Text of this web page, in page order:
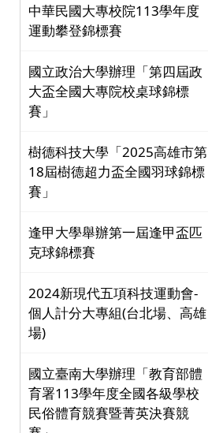
中華民國大專校院113學年度
運動攀登錦標賽
國立政治大學辦理「第四屆政
大盃全國大專院校桌球錦標
賽」
樹德科技大學「2025高雄市第
18屆樹德超力盃全國羽球錦標
賽」
逢甲大學舉辦第一屆逢甲盃匹
克球錦標賽
2024新現代五項科技運動會-
個人計分大專組(台北場、高雄
場)
國立臺南大學辦理「教育部體
育署113學年度全國各級學校
民俗體育競賽暨菁英決賽競